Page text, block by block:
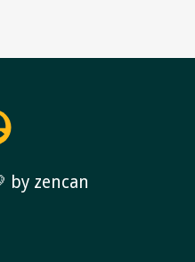
by zencan